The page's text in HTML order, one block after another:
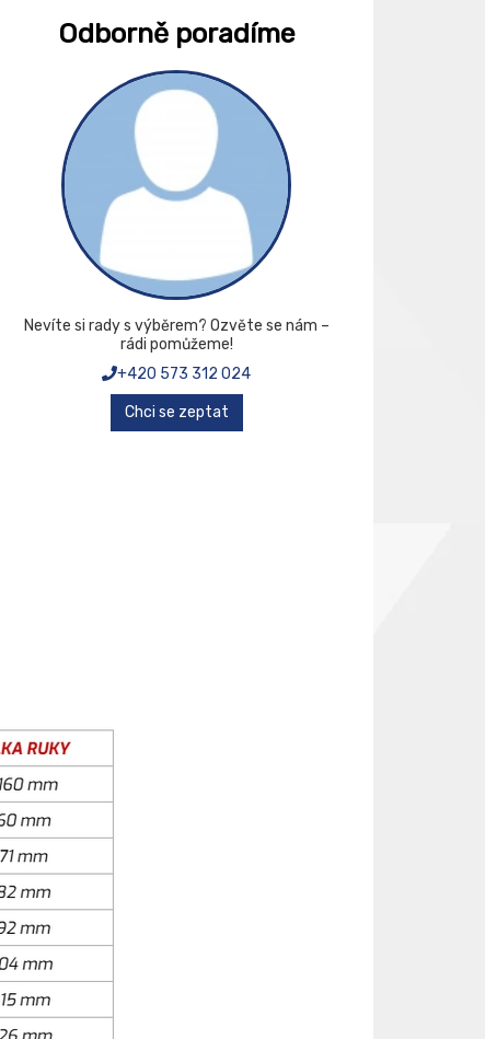
Odborně poradíme
Nevíte si rady s výběrem? Ozvěte se nám –
rádi pomůžeme!
+420 573 312 024
Chci se zeptat